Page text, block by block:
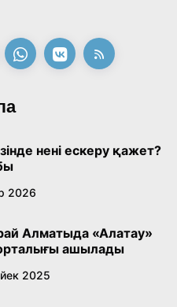
туралы
көмекшісі
20 жыл: негізгі
нені ескеру қажет?
2026
Алматыда «Алатау»
ашылады
2025